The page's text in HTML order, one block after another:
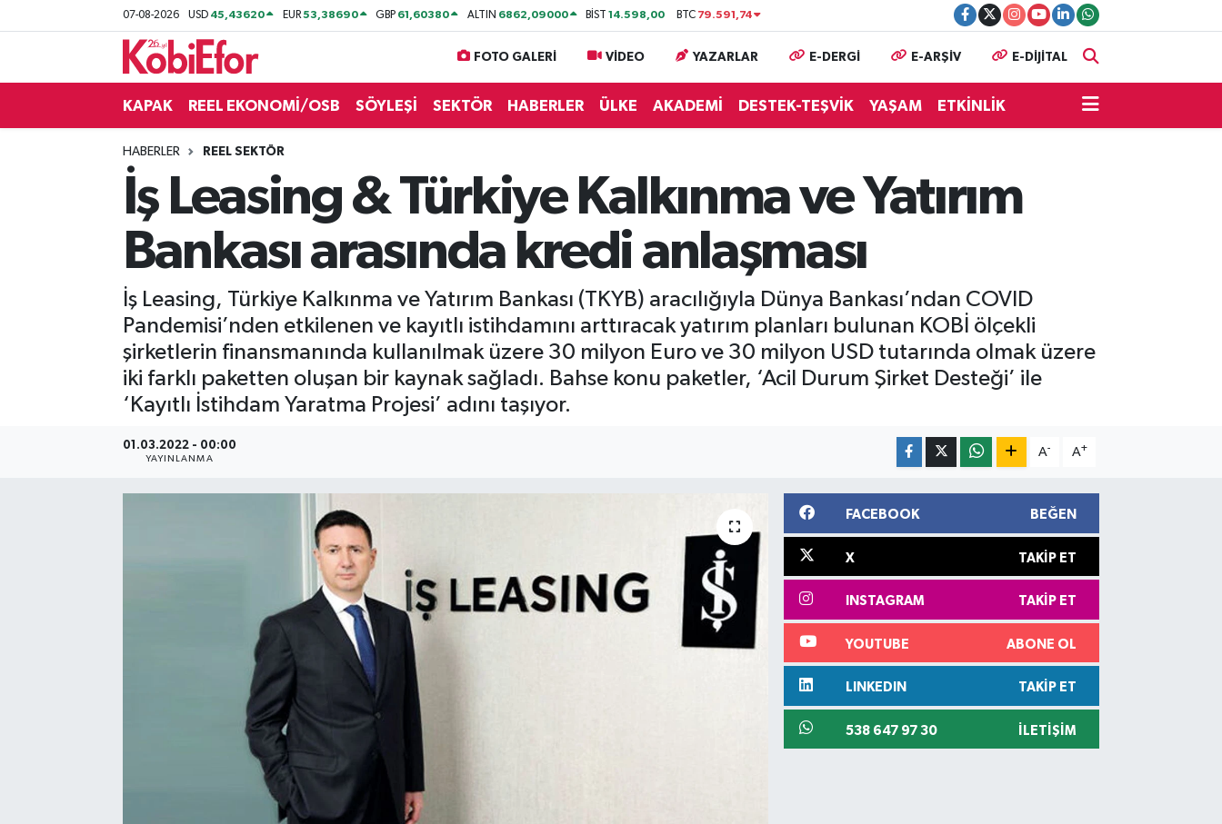
07-08-2026 USD 45,43620 EUR53,38690 GBP 61,60380 ALTIN 6862,09000 BİST14.598,00 BTC 79.591,74
FOTO GALERİ VİDEO YAZARLAR E-DERGİ E-ARŞİV E-DİJİTAL
KAPAK REEL EKONOMİ/OSB SÖYLEŞİ SEKTÖR HABERLER ÜLKE AKADEMİ DESTEK-TEŞVİK YAŞAM ETKİNLİK
HABERLER REEL SEKTÖR
İş Leasing & Türkiye Kalkınma ve Yatırım
Bankası arasında kredi anlaşması
İş Leasing, Türkiye Kalkınma ve Yatırım Bankası (TKYB) aracılığıyla Dünya Bankası’ndan COVID
Pandemisi’nden etkilenen ve kayıtlı istihdamını arttıracak yatırım planları bulunan KOBİ ölçekli
şirketlerin finansmanında kullanılmak üzere 30 milyon Euro ve 30 milyon USD tutarında olmak üzere
iki farklı paketten oluşan bir kaynak sağladı. Bahse konu paketler, ‘Acil Durum Şirket Desteği’ ile
‘Kayıtlı İstihdam Yaratma Projesi’ adını taşıyor.
01.03.2022 - 00:00
YAYINLANMA
A- A+
FACEBOOK BEĞEN
X TAKIP ET
INSTAGRAM TAKIP ET
YOUTUBE ABONE OL
LINKEDIN TAKIP ET
538 647 97 30 İLETIŞIM
BİLİŞİM PANO